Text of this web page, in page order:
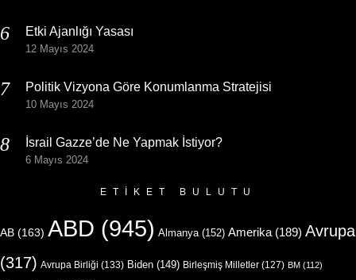
Etki Ajanlığı Yasası
12 Mayıs 2024
Politik Vizyona Göre Konumlanma Stratejisi
10 Mayıs 2024
İsrail Gazze’de Ne Yapmak İstiyor?
6 Mayıs 2024
ETIKET BULUTU
AB (163) ABD (945) Almanya(152) Amerika (189) Avrupa
(317) Avrupa Birliği (133) Biden (149) Birleşmiş Milletler (127) BM (112)